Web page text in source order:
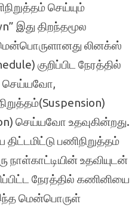
செய்யும்
இது திறந்தமூல
லினக்ஸ்
குறிப்பிட நேரத்தில்
செய்யவோ,
செய்யவோ உதவுகின்றது.
பணிநிறுத்தம்
நாள்காட்டியின் உதவியுடன்
நேரத்தில் கணினியை
மென்பொருள்